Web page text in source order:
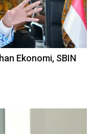
Ekonomi, SBIN